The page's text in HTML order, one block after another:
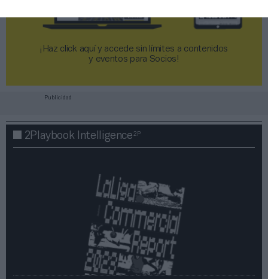
¡Haz click aquí y accede sin límites a contenidos
y eventos para Socios!​​​​​​​
Publicidad
2Playbook Intelligence2P